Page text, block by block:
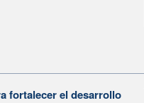
fortalecer el desarrollo